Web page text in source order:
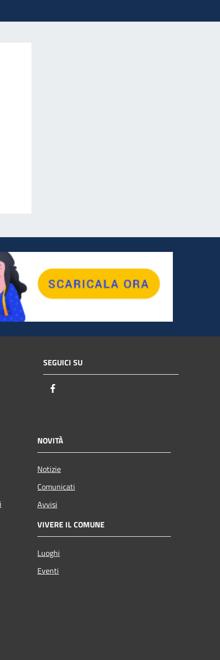
SEGUICI SU
NOVITÀ
Notizie
Comunicati
Avvisi
VIVERE IL COMUNE
Luoghi
Eventi